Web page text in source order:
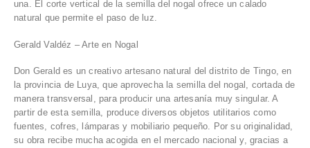
una. El corte vertical de la semilla del nogal ofrece un calado
natural que permite el paso de luz.
Gerald Valdéz – Arte en Nogal
Don Gerald es un creativo artesano natural del distrito de Tingo, en
la provincia de Luya, que aprovecha la semilla del nogal, cortada de
manera transversal, para producir una artesanía muy singular. A
partir de esta semilla, produce diversos objetos utilitarios como
fuentes, cofres, lámparas y mobiliario pequeño. Por su originalidad,
su obra recibe mucha acogida en el mercado nacional y, gracias a